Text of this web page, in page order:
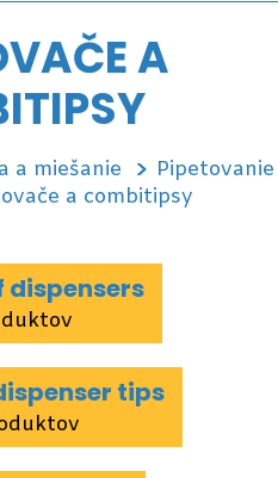
A
a miešanie
Pipetovanie
a combitipsy
dispensers
tips